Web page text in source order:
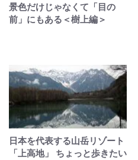
景色だけじゃなくて「目の
前」にもある＜樹上編＞
日本を代表する山岳リゾート
「上高地」 ちょっと歩きたい